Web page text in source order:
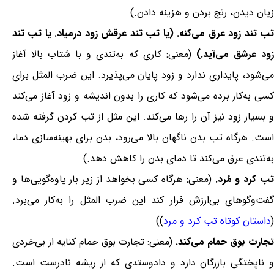
زیان دیدن، رنج بردن و هزینه دادن.)
تب تند زود عرق می‌کنه. (یا تب تند عرقش زود درمیاد. یا تب تند
زود عرشق می‌آید.) (معنی: کاری که به‌تندی و با شتاب بالا آغاز
می‌شود، پایداری ندارد و زود پایان می‌پذیرد. این ضرب المثل برای
کسی به‌کار برده می‌شود که کاری را بدون اندیشه و زود آغاز می‌کند
و بسیار زود نیز آن را رها می‌کند. این مثل از تب کردن گرفته شده
است. هرگاه تب بدن ناگهان بالا می‌رود، بدن برای بهینه‌سازی دما،
به‌تندی عرق می‌کند تا دمای بدن را کاهش دهد.)
تب کرد و مُرد. (معنی: هرگاه کسی بخواهد از زیر بار یاوه‌گویی‌ها و
گفت‌وگوهای بی‌ارزش فرار کند این ضرب المثل را به‌کار می‌برد.
(داستان کوتاه تب کرد و مرد))
تجارت بوق حمام می‌کند. (معنی: تجارت بوق حمام کنایه از بی‌خردی
و ناپختگی بازرگان دارد و دادوستدی که از ریشه نادرست است.